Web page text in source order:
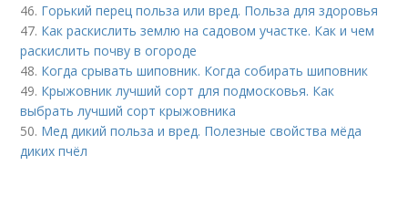
46. Горький перец польза или вред. Польза для здоровья
47. Как раскислить землю на садовом участке. Как и чем
раскислить почву в огороде
48. Когда срывать шиповник. Когда собирать шиповник
49. Крыжовник лучший сорт для подмосковья. Как
выбрать лучший сорт крыжовника
50. Мед дикий польза и вред. Полезные свойства мёда
диких пчёл